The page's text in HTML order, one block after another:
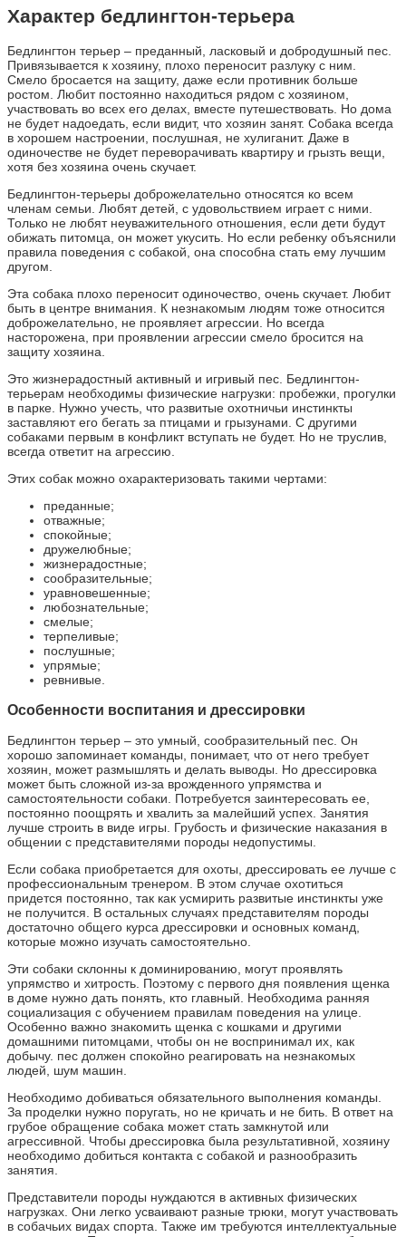
Характер бедлингтон-терьера
Бедлингтон терьер – преданный, ласковый и добродушный пес.
Привязывается к хозяину, плохо переносит разлуку с ним.
Смело бросается на защиту, даже если противник больше
ростом. Любит постоянно находиться рядом с хозяином,
участвовать во всех его делах, вместе путешествовать. Но дома
не будет надоедать, если видит, что хозяин занят. Собака всегда
в хорошем настроении, послушная, не хулиганит. Даже в
одиночестве не будет переворачивать квартиру и грызть вещи,
хотя без хозяина очень скучает.
Бедлингтон-терьеры доброжелательно относятся ко всем
членам семьи. Любят детей, с удовольствием играет с ними.
Только не любят неуважительного отношения, если дети будут
обижать питомца, он может укусить. Но если ребенку объяснили
правила поведения с собакой, она способна стать ему лучшим
другом.
Эта собака плохо переносит одиночество, очень скучает. Любит
быть в центре внимания. К незнакомым людям тоже относится
доброжелательно, не проявляет агрессии. Но всегда
насторожена, при проявлении агрессии смело бросится на
защиту хозяина.
Это жизнерадостный активный и игривый пес. Бедлингтон-
терьерам необходимы физические нагрузки: пробежки, прогулки
в парке. Нужно учесть, что развитые охотничьи инстинкты
заставляют его бегать за птицами и грызунами. С другими
собаками первым в конфликт вступать не будет. Но не труслив,
всегда ответит на агрессию.
Этих собак можно охарактеризовать такими чертами:
преданные;
отважные;
спокойные;
дружелюбные;
жизнерадостные;
сообразительные;
уравновешенные;
любознательные;
смелые;
терпеливые;
послушные;
упрямые;
ревнивые.
Особенности воспитания и дрессировки
Бедлингтон терьер – это умный, сообразительный пес. Он
хорошо запоминает команды, понимает, что от него требует
хозяин, может размышлять и делать выводы. Но дрессировка
может быть сложной из-за врожденного упрямства и
самостоятельности собаки. Потребуется заинтересовать ее,
постоянно поощрять и хвалить за малейший успех. Занятия
лучше строить в виде игры. Грубость и физические наказания в
общении с представителями породы недопустимы.
Если собака приобретается для охоты, дрессировать ее лучше с
профессиональным тренером. В этом случае охотиться
придется постоянно, так как усмирить развитые инстинкты уже
не получится. В остальных случаях представителям породы
достаточно общего курса дрессировки и основных команд,
которые можно изучать самостоятельно.
Эти собаки склонны к доминированию, могут проявлять
упрямство и хитрость. Поэтому с первого дня появления щенка
в доме нужно дать понять, кто главный. Необходима ранняя
социализация с обучением правилам поведения на улице.
Особенно важно знакомить щенка с кошками и другими
домашними питомцами, чтобы он не воспринимал их, как
добычу. пес должен спокойно реагировать на незнакомых
людей, шум машин.
Необходимо добиваться обязательного выполнения команды.
За проделки нужно поругать, но не кричать и не бить. В ответ на
грубое обращение собака может стать замкнутой или
агрессивной. Чтобы дрессировка была результативной, хозяину
необходимо добиться контакта с собакой и разнообразить
занятия.
Представители породы нуждаются в активных физических
нагрузках. Они легко усваивают разные трюки, могут участвовать
в собачьих видах спорта. Также им требуются интеллектуальные